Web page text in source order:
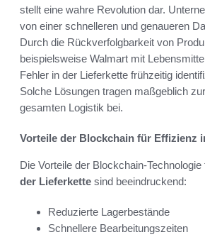
stellt eine wahre Revolution dar.
von einer schnelleren und genaueren
Durch die Rückverfolgbarkeit von
beispielsweise Walmart mit
Fehler in der Lieferkette frühzeitig
Solche Lösungen tragen maßgeblich
gesamten Logistik bei.
Vorteile der Blockchain für Effizienz
Die Vorteile der Blockchain-Technologie
der Lieferkette sind beeindruckend:
Reduzierte Lagerbestände
Schnellere Bearbeitungszeiten